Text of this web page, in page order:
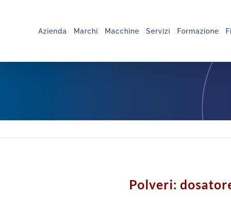
Azienda Marchi Macchine Servizi Formazione
Polveri: